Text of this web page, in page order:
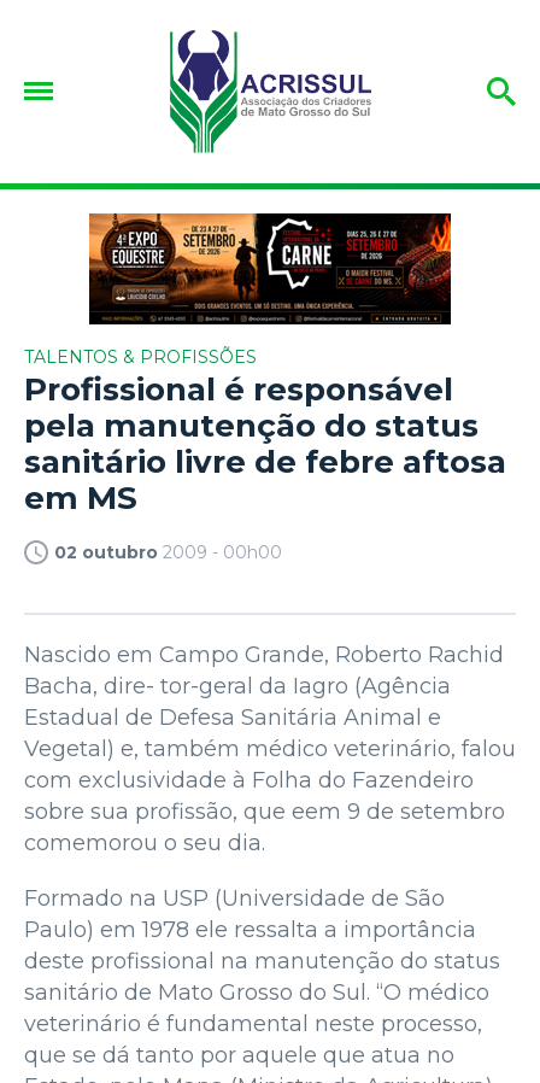
TALENTOS & PROFISSÕES
Profissional é responsável
pela manutenção do status
sanitário livre de febre aftosa
em MS
02 outubro 2009 - 00h00
Nascido em Campo Grande, Roberto Rachid
Bacha, dire- tor-geral da Iagro (Agência
Estadual de Defesa Sanitária Animal e
Vegetal) e, também médico veterinário, falou
com exclusividade à Folha do Fazendeiro
sobre sua profissão, que eem 9 de setembro
comemorou o seu dia.
Formado na USP (Universidade de São
Paulo) em 1978 ele ressalta a importância
deste profissional na manutenção do status
sanitário de Mato Grosso do Sul. “O médico
veterinário é fundamental neste processo,
que se dá tanto por aquele que atua no